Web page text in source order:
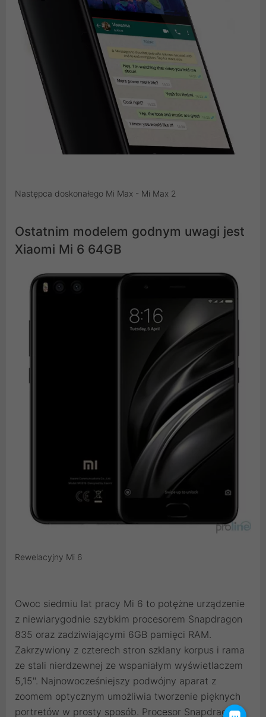
Następca doskonałego Mi Max - Mi Max 2
Ostatnim modelem godnym uwagi jest
Xiaomi Mi 6 64GB
Rewelacyjny Mi 6
Owoc siedmiu lat pracy Mi 6 to potężne urządzenie
z niewiarygodnie szybkim procesorem Snapdragon
835 oraz zadziwiającymi 6GB pamięci RAM.
Zakrzywiony z czterech stron szklany korpus i rama
ze stali nierdzewnej ze wspaniałym wyświetlaczem
5,15". Najnowocześniejszy podwójny aparat z
zoomem optycznym umożliwia tworzenie pięknych
portretów w prosty sposób. Procesor Snapdragon